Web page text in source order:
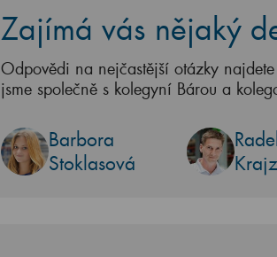
Zajímá vás nějaký
Odpovědi na nejčastější otázky
jsme společně s kolegyní Bárou a
Barbora
Stoklasová
Krajzl